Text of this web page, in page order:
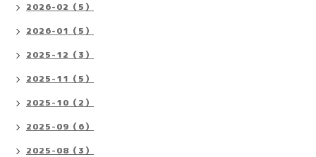
2026-02（5）
2026-01（5）
2025-12（3）
2025-11（5）
2025-10（2）
2025-09（6）
2025-08（3）